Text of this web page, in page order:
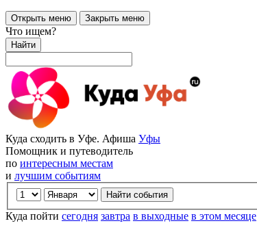
Открыть меню Закрыть меню
Что ищем?
Найти
Куда сходить в Уфе. Афиша Уфы
Помощник и путеводитель
по интересным местам
и лучшим событиям
Куда пойти сегодня завтра в выходные в этом месяце